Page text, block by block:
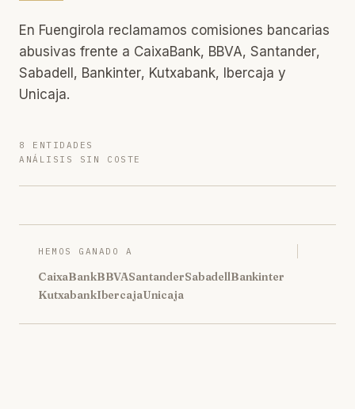
En Fuengirola reclamamos comisiones bancarias
abusivas frente a CaixaBank, BBVA, Santander,
Sabadell, Bankinter, Kutxabank, Ibercaja y
Unicaja.
8 ENTIDADES
ANÁLISIS SIN COSTE
HEMOS GANADO A
CaixaBankBBVASantanderSabadellBankinter
KutxabankIbercajaUnicaja